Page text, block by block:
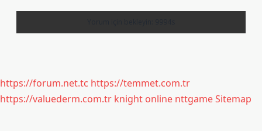
https://forum.net.tc https://temmet.com.tr
https://valuederm.com.tr knight online nttgameSitemap